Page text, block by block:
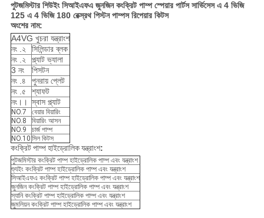
পুটজমিস্টার শিউইং সিআইএফএ জুনজিন কংক্রিট পাম্প স্পেয়ার পার্টস সার্ভিসেস এ 4 ভিজি
125 এ 4 ভিজি 180 রেক্স্রথ পিস্টন পাম্পস রিপেয়ার কিটস
অংশের নাম:
A4VG খুচরা যন্ত্রাংশ
নং .২
সিলিন্ডার ব্লক
নং .২
প্ল্যাট ভ্যালা
3 নং
পিসটন
নং .৪
পুনরায় প্লেট
নং .৫
শ্যাফট
নং।।
স্বাস প্ল্যাট
NO.7
বেয়ার বিয়ারিং
NO.8
বিয়ারিং আসন
NO.9
চার্জ পাম্প
NO.10 সিল কিটস
কংক্রিট পাম্প হাইড্রোলিক যন্ত্রাংশ:
পুটজমিস্টার কংক্রিট পাম্প হাইড্রোলিক পাম্প এবং যন্ত্রাংশ
শ্যুইং কংক্রিট পাম্প হাইড্রোলিক পাম্প এবং যন্ত্রাংশ
সিআইএফএ কংক্রিট পাম্প হাইড্রোলিক পাম্প এবং যন্ত্রাংশ
জুনজিন কংক্রিট পাম্প হাইড্রোলিক পাম্প এবং যন্ত্রাংশ
স্যানি কংক্রিট পাম্প হাইড্রোলিক পাম্প এবং যন্ত্রাংশ
জুমলিয়ন কংক্রিট পাম্প হাইড্রোলিক পাম্প এবং যন্ত্রাংশ